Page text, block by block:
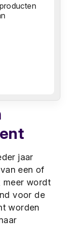
jaar
een of
meer wordt
voor de
worden